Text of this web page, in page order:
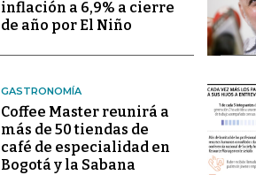
inflación a 6,9% a cierre
de año por El Niño
GASTRONOMÍA
Coffee Master reunirá a
más de 50 tiendas de
café de especialidad en
Bogotá y la Sabana